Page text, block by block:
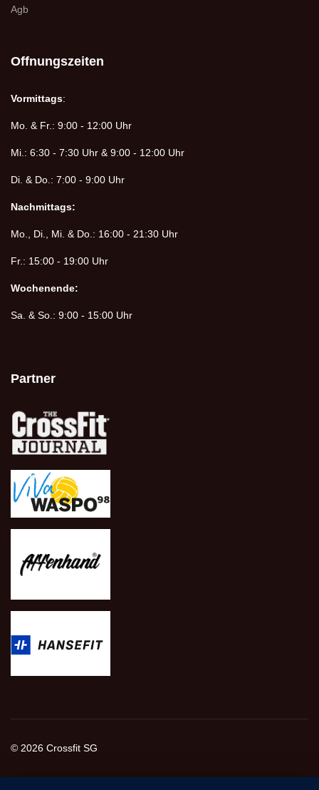
Agb
Offnungszeiten
Vormittags:
Mo. & Fr.: 9:00 - 12:00 Uhr
Mi.: 6:30 - 7:30 Uhr & 9:00 - 12:00 Uhr
Di. & Do.: 7:00 - 9:00 Uhr
Nachmittags:
Mo., Di., Mi. & Do.: 16:00 - 21:30 Uhr
Fr.: 15:00 - 19:00 Uhr
Wochenende:
Sa. & So.: 9:00 - 15:00 Uhr
Partner
© 2026 Crossfit SG